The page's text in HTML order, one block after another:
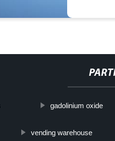
gadolinium oxide
vending warehouse